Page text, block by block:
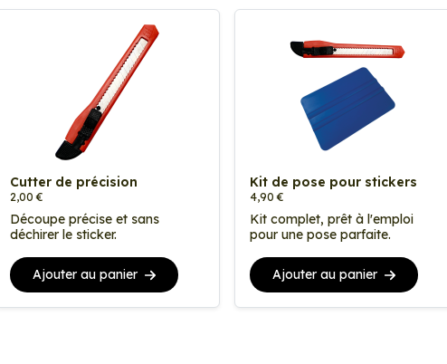
Cutter de précision
2,00 €
Découpe précise et sans
déchirer le sticker.
Ajouter au panier
Kit de pose pour stickers
4,90 €
Kit complet, prêt à l'emploi
pour une pose parfaite.
Ajouter au panier